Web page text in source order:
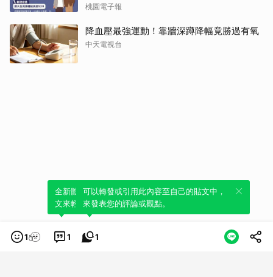
桃園電子報
降血壓最強運動！靠牆深蹲降幅竟勝過有氧
中天電視台
1 1
全新體驗！一鍵引用此內容，透過發布貼
文來輕鬆表達個人立場。
1
可以轉發或引用此內容至自己的貼文中，
來發表您的評論或觀點。